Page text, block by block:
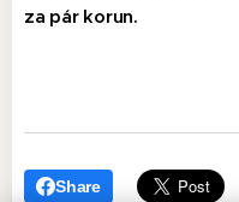
za pár korun.
Share